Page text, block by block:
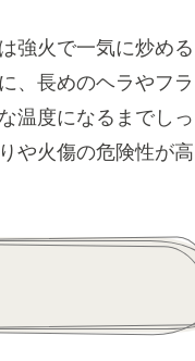
強火で一気に炒める
、長めのヘラやフラ
温度になるまでしっ
や火傷の危険性が高